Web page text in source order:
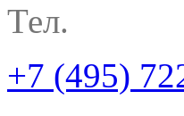
Тел.
+7 (495)